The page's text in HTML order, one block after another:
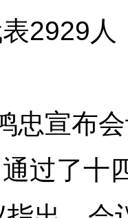
2929
忠宣布
过了十